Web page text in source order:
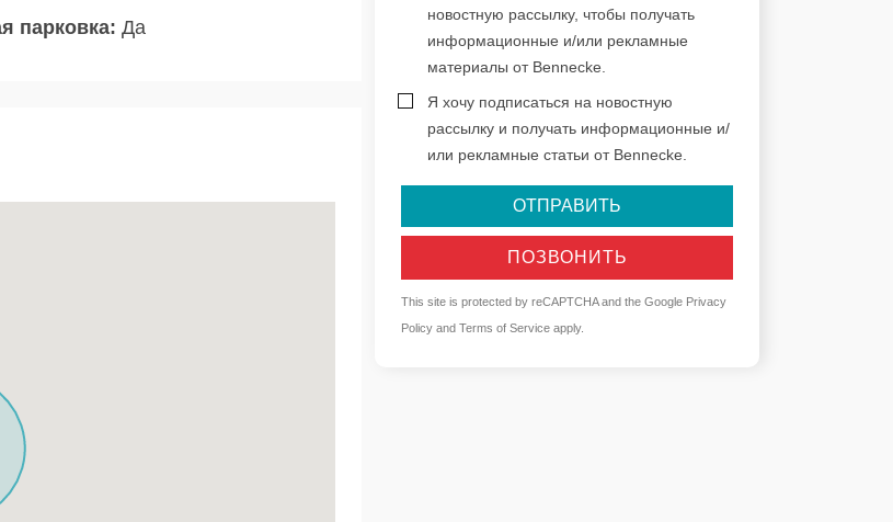
парковка: Да
новостную рассылку, чтобы получать
информационные и/или рекламные
материалы от Bennecke.
Я хочу подписаться на новостную
рассылку и получать информационные и/
или рекламные статьи от Bennecke.
ОТПРАВИТЬ
ПОЗВОНИТЬ
This site is protected by reCAPTCHA and the Google Privacy
Policy andTerms of Service apply.